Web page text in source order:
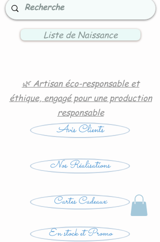
Liste de Naissance
🌿 Artisan éco-responsable et
éthique, engagé pour une production
responsable
Avis Clients
Nos Réalisations
Cartes Cadeaux
En stock et Promo